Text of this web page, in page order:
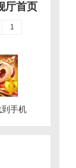
厅首页
1
手机